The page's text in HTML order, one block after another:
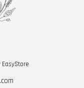
EasyStore